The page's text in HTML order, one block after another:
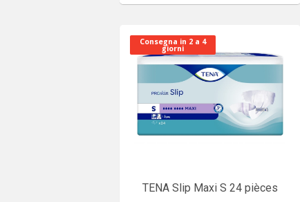
Consegna in 2 a 4
giorni
TENA Slip Maxi S 24 pièces